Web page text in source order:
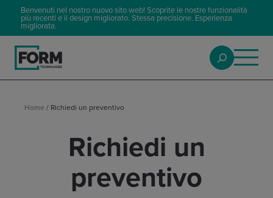
Benvenuti nel nostro nuovo sito web! Scoprite le nostre funzionalità
più recenti e il design migliorato. Stessa precisione. Esperienza
migliorata.
Home / Richiedi un preventivo
Richiedi un
preventivo